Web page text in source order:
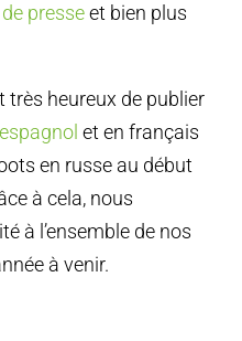
presseet bien plus
heureux de publier
espagnol et en français
en russe au début
à cela, nous
à l’ensemble de nos
à venir.